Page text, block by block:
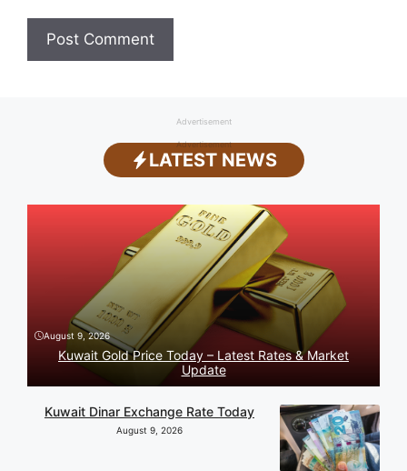
Advertisement
Advertisement
LATEST NEWS
August 9, 2026
Kuwait Gold Price Today – Latest Rates & Market
Update
Kuwait Dinar Exchange Rate Today
August 9, 2026